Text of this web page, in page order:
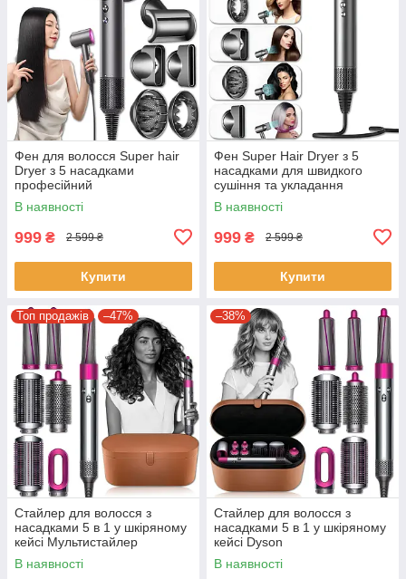
Фен для волосся Super hair
Dryer з 5 насадками
професійний
В наявності
999 ₴ 2 599 ₴
Купити
Фен Super Hair Dryer з 5
насадками для швидкого
сушіння та укладання
волосся LY-94
В наявності
999 ₴ 2 599 ₴
Купити
Топ продажів –47%
Стайлер для волосся з
насадками 5 в 1 у шкіряному
кейсі Мультистайлер
автоматичний для укладання
та завивки
В наявності
–38%
Стайлер для волосся з
насадками 5 в 1 у шкіряному
кейсі Dyson
В наявності